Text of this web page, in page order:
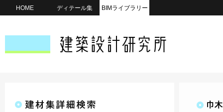
HOME ディテール集 BIMライブラリー
巾